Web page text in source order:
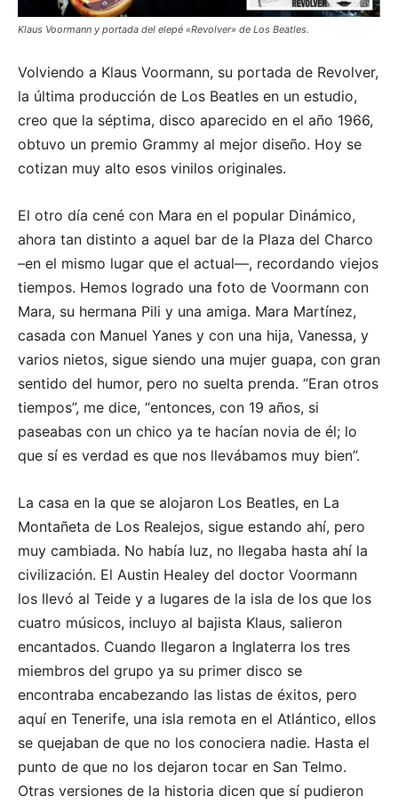
Klaus Voormann y portada del elepé «Revolver» de Los Beatles.
Volviendo a Klaus Voormann, su portada de Revolver,
la última producción de Los Beatles en un estudio,
creo que la séptima, disco aparecido en el año 1966,
obtuvo un premio Grammy al mejor diseño. Hoy se
cotizan muy alto esos vinilos originales.
El otro día cené con Mara en el popular Dinámico,
ahora tan distinto a aquel bar de la Plaza del Charco
–en el mismo lugar que el actual—, recordando viejos
tiempos. Hemos logrado una foto de Voormann con
Mara, su hermana Pili y una amiga. Mara Martínez,
casada con Manuel Yanes y con una hija, Vanessa, y
varios nietos, sigue siendo una mujer guapa, con gran
sentido del humor, pero no suelta prenda. “Eran otros
tiempos”, me dice, “entonces, con 19 años, si
paseabas con un chico ya te hacían novia de él; lo
que sí es verdad es que nos llevábamos muy bien”.
La casa en la que se alojaron Los Beatles, en La
Montañeta de Los Realejos, sigue estando ahí, pero
muy cambiada. No había luz, no llegaba hasta ahí la
civilización. El Austin Healey del doctor Voormann
los llevó al Teide y a lugares de la isla de los que los
cuatro músicos, incluyo al bajista Klaus, salieron
encantados. Cuando llegaron a Inglaterra los tres
miembros del grupo ya su primer disco se
encontraba encabezando las listas de éxitos, pero
aquí en Tenerife, una isla remota en el Atlántico, ellos
se quejaban de que no los conociera nadie. Hasta el
punto de que no los dejaron tocar en San Telmo.
Otras versiones de la historia dicen que sí pudieron